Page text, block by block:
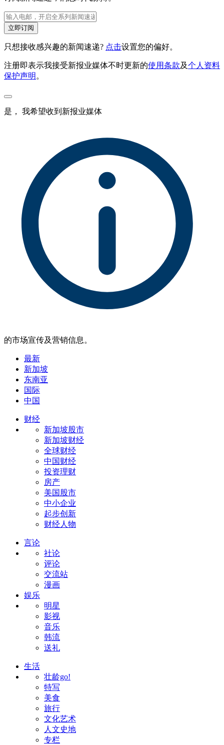
立即订阅
只想接收感兴趣的新闻速递? 点击设置您的偏好。
注册即表示我接受新报业媒体不时更新的使用条款及个人资料
保护声明 。
是， 我希望收到新报业媒体
的市场宣传及营销信息。
最新
新加坡
东南亚
国际
中国
财经
新加坡股市
新加坡财经
全球财经
中国财经
投资理财
房产
美国股市
中小企业
起步创新
财经人物
言论
社论
评论
交流站
漫画
娱乐
明星
影视
音乐
韩流
送礼
生活
壮龄go!
特写
美食
旅行
文化艺术
人文史地
专栏